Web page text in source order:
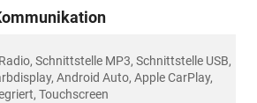
Schnittstelle MP3, Schnittstelle USB,
Android Auto, Apple CarPlay,
Touchscreen